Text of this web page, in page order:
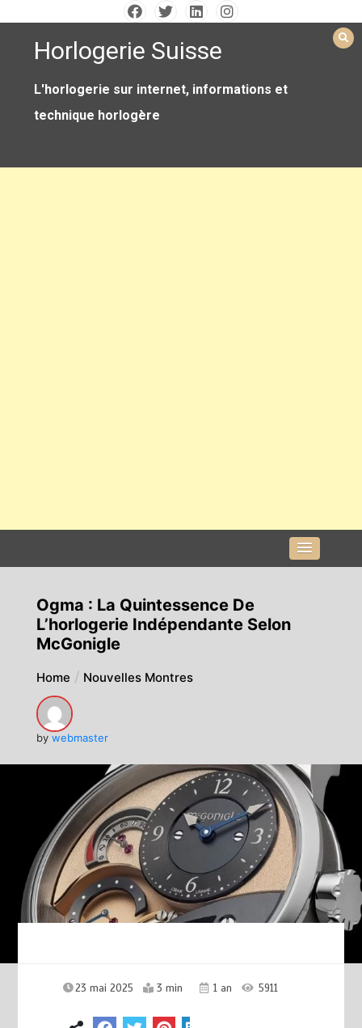
contentHorlogerie Suisse
L'horlogerie sur internet, informations et
technique horlogère
Ogma : La Quintessence De
L’horlogerie Indépendante Selon
McGonigle
Home Nouvelles Montres
by webmaster
23 mai 2025 3 min 1 an 5911